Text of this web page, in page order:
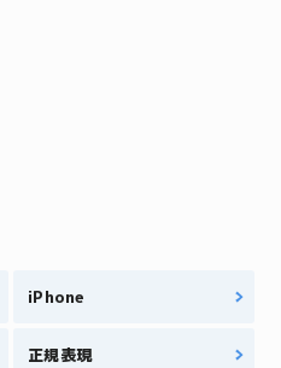
iPhone
正規表現